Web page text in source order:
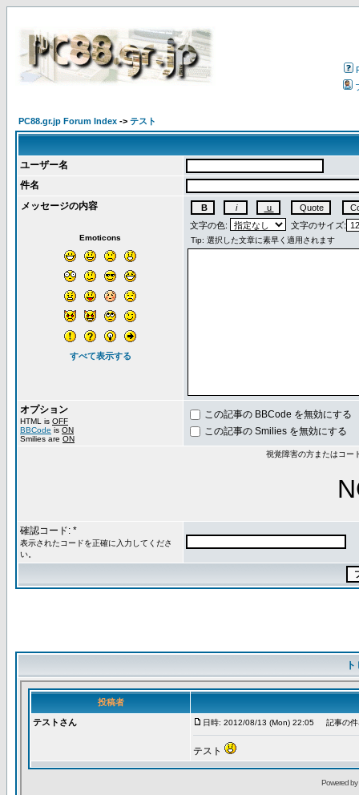
PC88.gr.jp Forum Index -> テスト
ユーザー名
件名
メッセージの内容
Emoticons
すべて表示する
文字の色: 文字のサイズ:
オプション
HTML is OFF
BBCode is ON
Smilies are ON
この記事の BBCode を無効にする
この記事の Smilies を無効にする
視覚障害の方またはコー
確認コード: *
表示されたコードを正確に入力してくださ
い。